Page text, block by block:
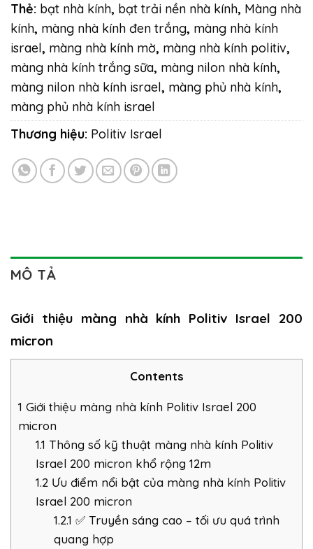
Thẻ: bạt nhà kính, bạt trải nền nhà kính, Màng nhà
kính, màng nhà kính đen trắng, màng nhà kính
israel, màng nhà kính mờ, màng nhà kính politiv,
màng nhà kính trắng sữa, màng nilon nhà kính,
màng nilon nhà kính israel, màng phủ nhà kính,
màng phủ nhà kính israel
Thương hiệu: Politiv Israel
MÔ TẢ
Giới thiệu màng nhà kính Politiv Israel 200
micron
Contents
1 Giới thiệu màng nhà kính Politiv Israel 200
micron
1.1 Thông số kỹ thuật màng nhà kính Politiv
Israel 200 micron khổ rộng 12m
1.2 Ưu điểm nổi bật của màng nhà kính Politiv
Israel 200 micron
1.2.1 ✅ Truyền sáng cao – tối ưu quá trình
quang hợp